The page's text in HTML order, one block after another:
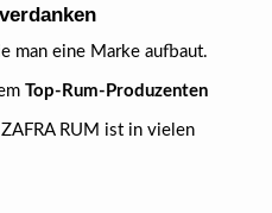
man eine Marke aufbaut.
Top-Rum-Produzenten
RUM ist in vielen